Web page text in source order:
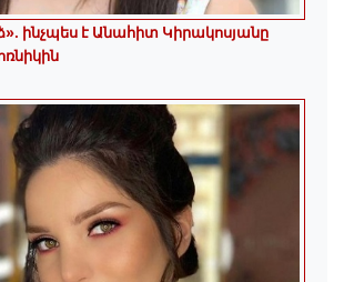
ինչպես է Անահիտ Կիրակոսյանը